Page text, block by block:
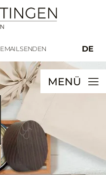
EMAIL SENDEN DE
MENÜ